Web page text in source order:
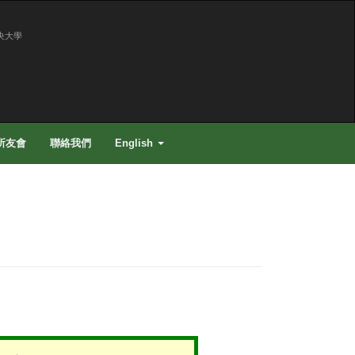
大學
友會 聯絡我們 English